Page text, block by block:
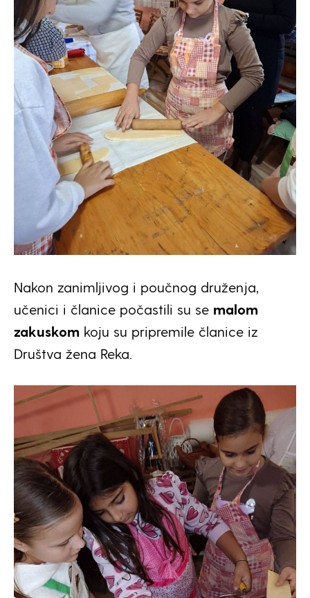
Nakon zanimljivog i poučnog druženja,
učenici i članice počastili su se malom
zakuskom koju su pripremile članice iz
Društva žena Reka.